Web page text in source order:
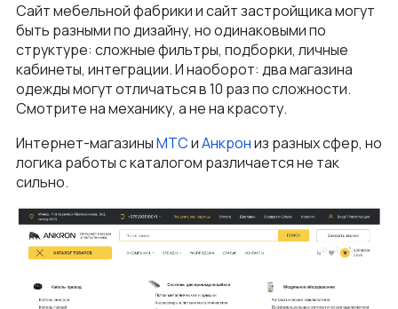
Сайт мебельной фабрики и сайт застройщика могут
быть разными по дизайну, но одинаковыми по
структуре: сложные фильтры, подборки, личные
кабинеты, интеграции. И наоборот: два магазина
одежды могут отличаться в 10 раз по сложности.
Смотрите на механику, а не на красоту.
Интернет-магазиныМТСиАнкрониз разных сфер, но
логика работы с каталогом различается не так
сильно.